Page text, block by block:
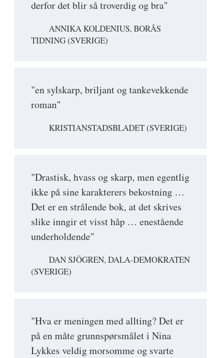
derfor det blir så troverdig og bra"
ANNIKA KOLDENIUS, BORÅS
TIDNING (SVERIGE)
"en sylskarp, briljant og tankevekkende
roman"
KRISTIANSTADSBLADET (SVERIGE)
"Drastisk, hvass og skarp, men egentlig
ikke på sine karakterers bekostning …
Det er en strålende bok, at det skrives
slike inngir et visst håp … enestående
underholdende"
DAN SJÖGREN, DALA-DEMOKRATEN
(SVERIGE)
"Hva er meningen med allting? Det er
på en måte grunnspørsmålet i Nina
Lykkes veldig morsomme og svarte